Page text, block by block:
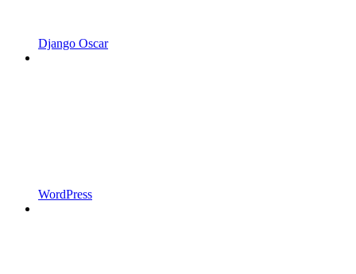
Django Oscar
WordPress